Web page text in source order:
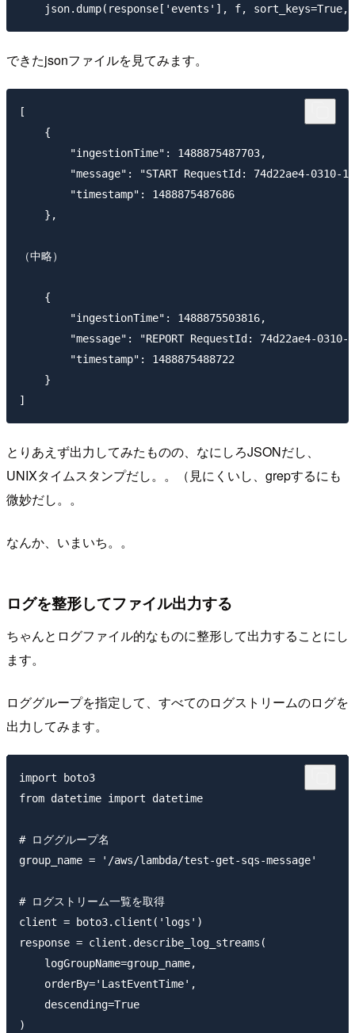
できたjsonファイルを見てみます。
[
    {
        "ingestionTime": 1488875487703,
"message": "START RequestId: 74d22ae4-0310-
        "timestamp": 1488875487686
    },
（中略）
    {
        "ingestionTime": 1488875503816,
"message": "REPORT RequestId: 74d22ae4-
        "timestamp": 1488875488722
    }
とりあえず出力してみたものの、なにしろJSONだし、
UNIXタイムスタンプだし。。（見にくいし、grepするにも
微妙だし。。
なんか、いまいち。。
ログを整形してファイル出力する
ちゃんとログファイル的なものに整形して出力することにし
ます。
ロググループを指定して、すべてのログストリームのログを
出力してみます。
import boto3
from datetime import datetime
# ロググループ名
group_name = '/aws/lambda/test-get-sqs-message'
# ログストリーム一覧を取得
client = boto3.client('logs')
response = client.describe_log_streams(
    logGroupName=group_name,
    orderBy='LastEventTime',
    descending=True
)